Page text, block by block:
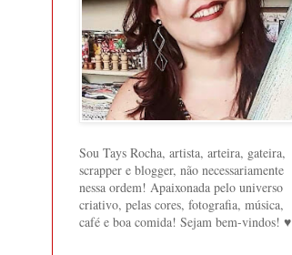
Sou Tays Rocha, artista, arteira, gateira,
scrapper e blogger, não necessariamente
nessa ordem! Apaixonada pelo universo
criativo, pelas cores, fotografia, música,
café e boa comida! Sejam bem-vindos! ♥